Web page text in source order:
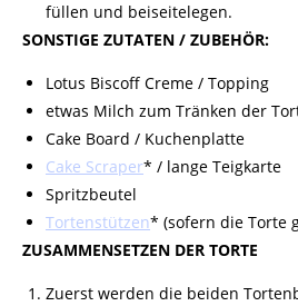
füllen und beiseitelegen.
SONSTIGE ZUTATEN / ZUBEHÖR:
Lotus Biscoff Creme / Topping
etwas Milch zum Tränken der
Cake Board / Kuchenplatte
Cake Scraper* / lange Teigkarte
Spritzbeutel
Tortenstützen* (sofern die Torte
ZUSAMMENSETZEN DER TORTE
Zuerst werden die beiden